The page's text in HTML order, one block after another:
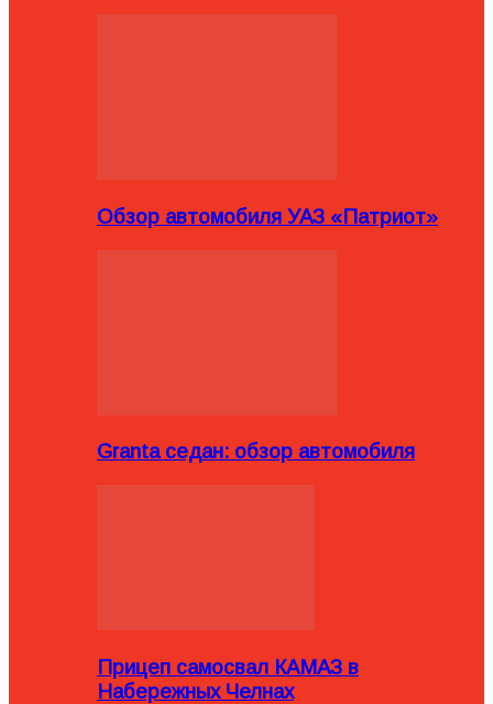
Обзор автомобиля УАЗ «Патриот»
Granta седан: обзор автомобиля
Прицеп самосвал КАМАЗ в
Набережных Челнах